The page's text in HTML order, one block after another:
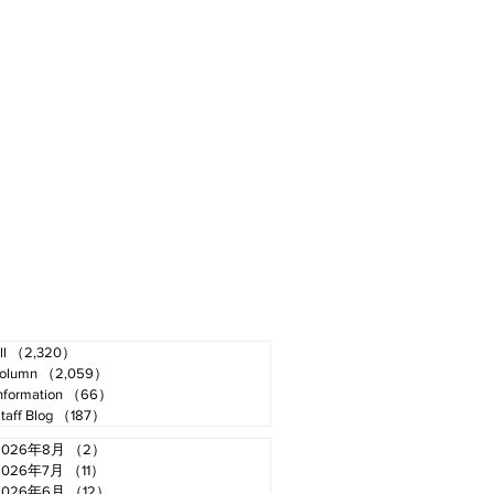
（2,320）
（2,059）
（66）
Blog
（187）
年8月 （2）
年7月
（11）